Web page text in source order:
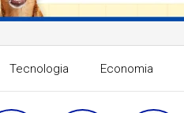
Tecnologia Economia